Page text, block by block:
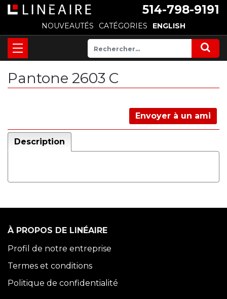
514-798-9191
NOUVEAUTÉS CATÉGORIES ENGLISH
Pantone 2603 C
Envoyer à un ami
Description
À PROPOS DE LINÉAIRE
Profil de notre entreprise
Termes et conditions
Politique de confidentialité